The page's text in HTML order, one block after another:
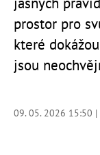
prostor pro
které
jsou
09. 05. 2026 15:50